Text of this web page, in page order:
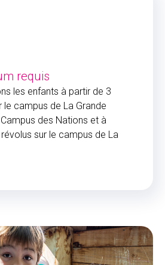
requis
les enfants à partir de 3
le campus de La Grande
des Nations et à
sur le campus de La